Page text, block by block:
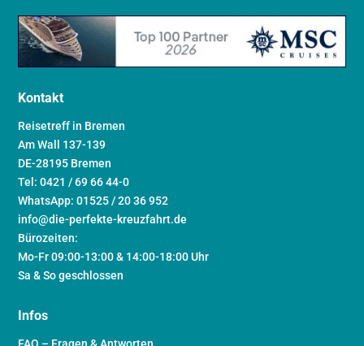
Kontakt
Reisetreff in Bremen
Am Wall 137-139
DE-28195 Bremen
Tel: 0421 / 69 66 44-0
WhatsApp: 01525 / 20 36 952
info@die-perfekte-kreuzfahrt.de
Bürozeiten:
Mo-Fr 09:00-13:00 & 14:00-18:00 Uhr
Sa & So geschlossen
Infos